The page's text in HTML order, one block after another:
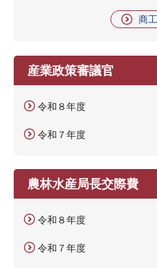
商
産業政策審議官
令和８年度
令和７年度
農林水産局長交際費
令和８年度
令和７年度